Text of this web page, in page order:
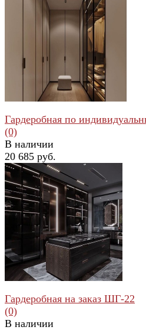
избранное сравнить
Гардеробная по
(0)
В наличии
20 685 руб.
Гардеробная на заказ ШГ-22
(0)
В наличии